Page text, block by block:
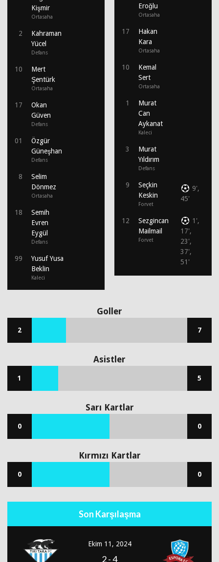
Kişmir
Ortasaha
2
Kahraman
Yücel
Defans
10
Mert
Şentürk
Ortasaha
17
Okan
Güven
Defans
01
Özgür
Güneşhan
Defans
8
Selim
Dönmez
Ortasaha
18
Semih
Evren
Eygül
Defans
99
Yusuf Yusa
Beklin
Kaleci
Eroğlu
Ortasaha
17
Hakan
Kara
Ortasaha
10
Kemal
Sert
Ortasaha
1
Murat
Can
Aykanat
Kaleci
3
Murat
Yıldırım
Defans
9
Seçkin
Keskin
Forvet
9',
45'
12
Sezgincan
Mailmail
Forvet
1',
17',
23',
37',
51'
Goller
2 7
Asistler
1 5
Sarı Kartlar
0 0
Kırmızı Kartlar
0 0
Son Karşılaşma
Ekim 11, 2024
2-4